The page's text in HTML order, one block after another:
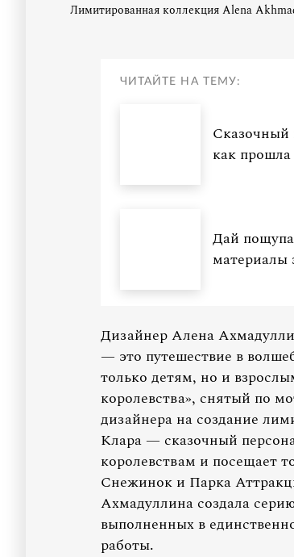
Лимитированная коллекция Alena
ЧИТАЙТЕ НА ТЕМУ:
Сказочный
как
Дай
материалы
Дизайнер Алена
— это путешествие в
только детям, но и
королевства», снятый по
дизайнера на создание
Клара — сказочный
королевствам и посещает
Снежинок и Парка
Ахмадуллина создала
выполненных в
работы.